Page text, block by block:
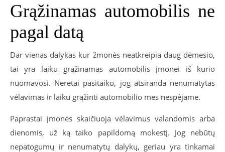
Grąžinamas automobilis ne
pagal datą
Dar vienas dalykas kur žmonės neatkreipia daug dėmesio,
tai yra laiku grąžinamas automobilis įmonei iš kurio
nuomavosi. Neretai pasitaiko, jog atsiranda nenumatytas
vėlavimas ir laiku grąžinti automobilio mes nespėjame.
Paprastai įmonės skaičiuoja vėlavimus valandomis arba
dienomis, už ką taiko papildomą mokestį. Jog nebūtų
nepatogumų ir nenumatytų dalykų, geriau yra tinkamai